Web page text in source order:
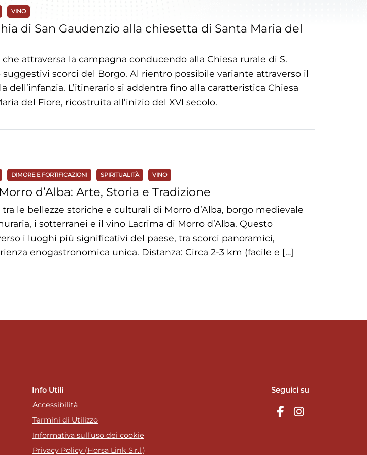
VINO
di San Gaudenzio alla chiesetta di Santa Maria del
attraversa la campagna conducendo alla Chiesa rurale di S.
scorci del Borgo. Al rientro possibile variante attraverso il
dell’infanzia. L’itinerario si addentra fino alla caratteristica Chiesa
del Fiore, ricostruita all’inizio del XVI secolo.
DIMORE E FORTIFICAZIONI SPIRITUALITÀ VINO
d’Alba: Arte, Storia e Tradizione
le bellezze storiche e culturali di Morro d’Alba, borgo medievale
i sotterranei e il vino Lacrima di Morro d’Alba. Questo
i luoghi più significativi del paese, tra scorci panoramici,
enogastronomica unica. Distanza: Circa 2-3 km (facile e […]
Info Utili
Accessibilità
Termini di Utilizzo
Informativa sull’uso dei cookie
Privacy Policy (Horsa Link S.r.l.)
Seguici su